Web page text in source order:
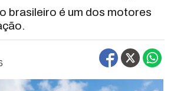
brasileiro é um dos motores